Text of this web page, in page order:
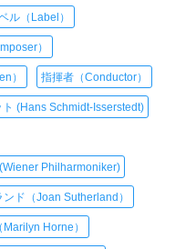
ル（Label）
）
） 指揮者（Conductor）
(Hans Schmidt-Isserstedt)
Philharmoniker)
ド（Joan Sutherland）
Horne）